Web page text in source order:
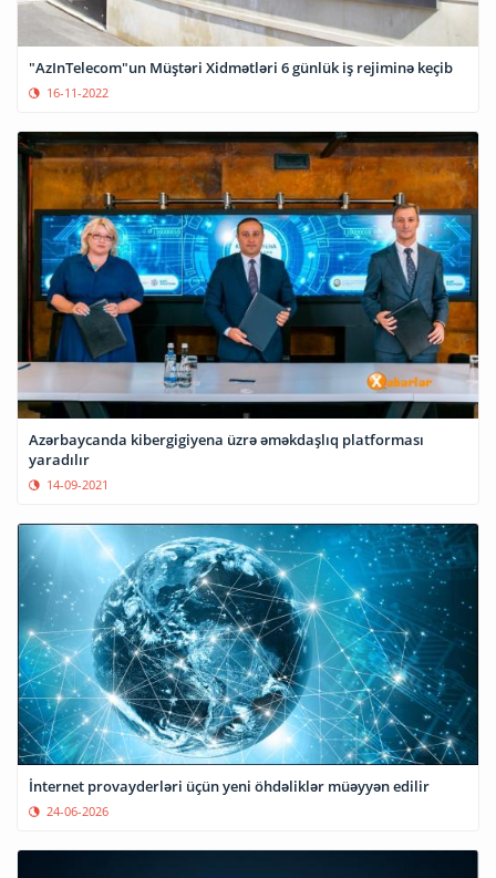
"AzInTelecom"un Müştəri Xidmətləri 6 günlük iş rejiminə keçib
16-11-2022
Azərbaycanda kibergigiyena üzrə əməkdaşlıq platforması
yaradılır
14-09-2021
İnternet provayderləri üçün yeni öhdəliklər müəyyən edilir
24-06-2026